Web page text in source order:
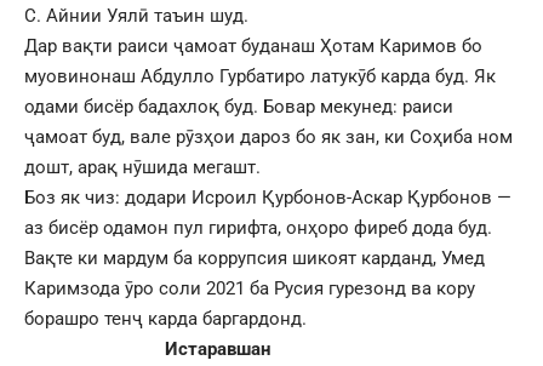
С. Айнии Уялӣ таъин шуд.
Дар вақти раиси ҷамоат буданаш Ҳотам Каримов бо
муовинонаш Абдулло Гурбатиро латукӯб карда буд. Як
одами бисёр бадахлоқ буд. Бовар мекунед: раиси
ҷамоат буд, вале рӯзҳои дароз бо як зан, ки Соҳиба ном
дошт, арақ нӯшида мегашт.
Боз як чиз: додари Исроил Қурбонов-Аскар Қурбонов —
аз бисёр одамон пул гирифта, онҳоро фиреб дода буд.
Вақте ки мардум ба коррупсия шикоят карданд, Умед
Каримзода ӯро соли 2021 ба Русия гурезонд ва кору
борашро тенҷ карда баргардонд.
Истаравшан